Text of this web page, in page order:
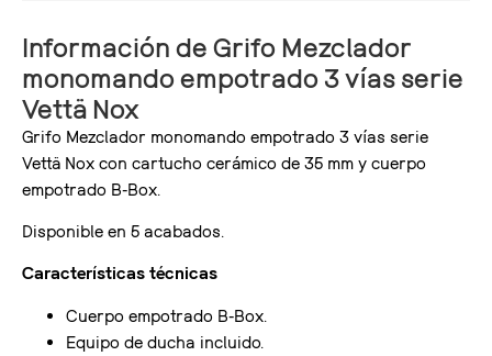
Información de Grifo Mezclador
monomando empotrado 3 vías serie
Vettä Nox
Grifo Mezclador monomando empotrado 3 vías serie
Vettä Nox con cartucho cerámico de 35 mm y cuerpo
empotrado B-Box.
Disponible en 5 acabados.
Características técnicas
Cuerpo empotrado B-Box.
Equipo de ducha incluido.